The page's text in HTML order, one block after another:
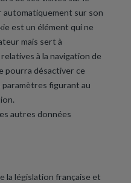
automatiquement sur son
est un élément qui ne
mais sert à
à la navigation de
pourra désactiver ce
paramètres figurant au
autres données
la législation française et